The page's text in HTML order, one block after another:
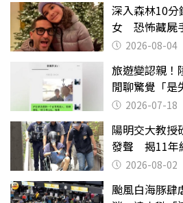
深入森林10分
女 恐怖藏屍
2026-08-04
旅遊變認親！
閒聊驚覺「是
2026-07-18
陽明交大教授
發聲 揭11年
2026-08-02
颱風白海豚肆